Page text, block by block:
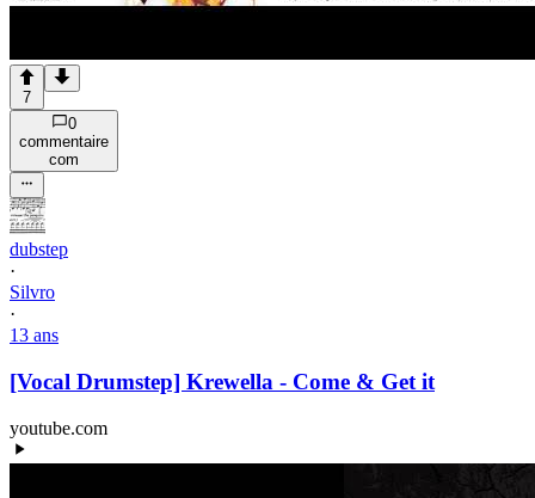
7
0
commentaire
com
dubstep
·
Silvro
·
13 ans
[Vocal Drumstep] Krewella - Come & Get it
youtube.com